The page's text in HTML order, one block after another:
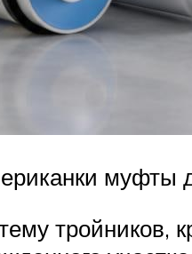
муфты
тройников,